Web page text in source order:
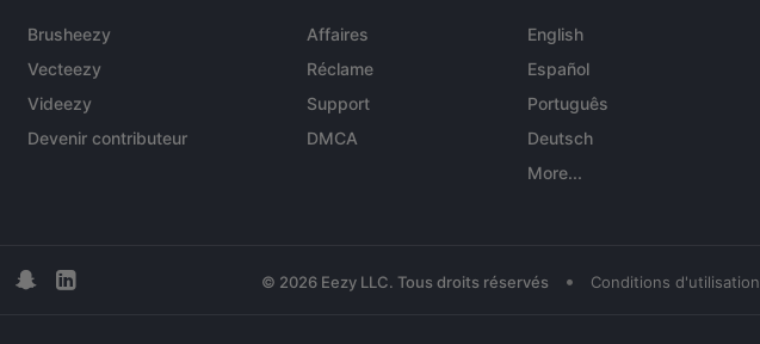
Brusheezy
Vecteezy
Videezy
Devenir contributeur
Affaires
Réclame
Support
DMCA
English
Español
Português
Deutsch
More...
© 2026 Eezy LLC. Tous droits réservés • Conditions d'utilisation